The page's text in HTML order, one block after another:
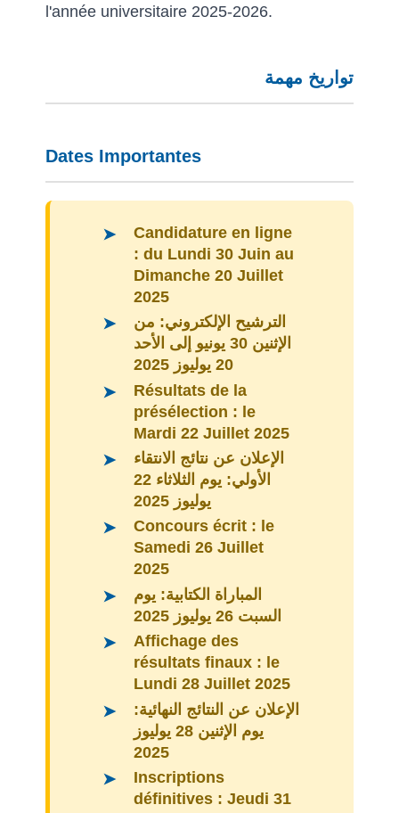
l'année universitaire 2025-2026.
تواريخ مهمة
Dates Importantes
Candidature en ligne
: du Lundi 30 Juin au
Dimanche 20 Juillet
2025
الترشيح الإلكتروني: من
الإثنين 30 يونيو إلى الأحد
20 يوليوز 2025
Résultats de la
présélection : le
Mardi 22 Juillet 2025
الإعلان عن نتائج الانتقاء
الأولي:
يوم الثلاثاء 22
يوليوز 2025
Concours écrit : le
Samedi 26 Juillet
2025
المباراة الكتابية: يوم
السبت 26 يوليوز 2025
Affichage des
résultats finaux : le
Lundi 28 Juillet 2025
الإعلان عن النتائج النهائية:
يوم الإثنين 28 يوليوز
2025
Inscriptions
définitives : Jeudi 31